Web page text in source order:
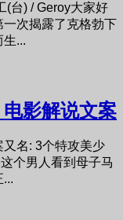
(台) / Geroy大家好
次揭露了克格勃下
...
影解说文案
名: 3个特攻美少
个男人看到母子马
...